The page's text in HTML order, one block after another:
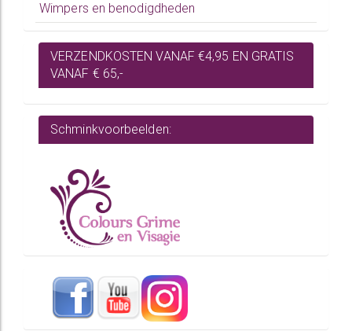
Wimpers en benodigdheden
VERZENDKOSTEN VANAF €4,95 EN GRATIS
VANAF € 65,-
Schminkvoorbeelden: